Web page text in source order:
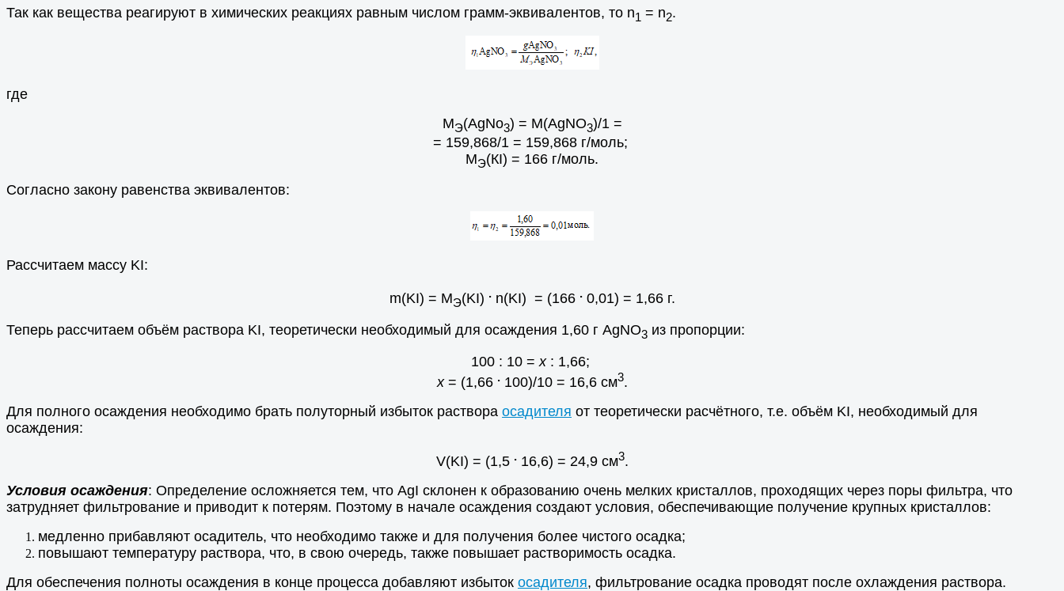
Так как вещества реагируют в химических реакциях равным числом грамм-эквивалентов, то n1 = n2.
где
MЭ(AgNo3) = M(AgNO3)/1 =
= 159,868/1 = 159,868 г/моль;
MЭ(КI) = 166 г/моль.
Согласно закону равенства эквивалентов:
Рассчитаем массу KI:
m(KI) = MЭ(KI) .n(KI) = (166 .0,01) = 1,66 г.
Теперь рассчитаем объём раствора KI, теоретически необходимый для осаждения 1,60 г AgNO3 из пропорции:
100 : 10 = х: 1,66;
х= (1,66 .100)/10 = 16,6 см3.
Для полного осаждения необходимо брать полуторный избыток раствора осадителя от теоретически расчётного, т.е. объём KI, необходимый для
осаждения:
V(KI) = (1,5 .16,6) = 24,9 см3.
Условия осаждения: Определение осложняется тем, что AgI склонен к образованию очень мелких кристаллов, проходящих через поры фильтра, что
затрудняет фильтрование и приводит к потерям. Поэтому в начале осаждения создают условия, обеспечивающие получение крупных кристаллов:
медленно прибавляют осадитель, что необходимо также и для получения более чистого осадка;
повышают температуру раствора, что, в свою очередь, также повышает растворимость осадка.
Для обеспечения полноты осаждения в конце процесса добавляют избыток осадителя, фильтрование осадка проводят после охлаждения раствора.